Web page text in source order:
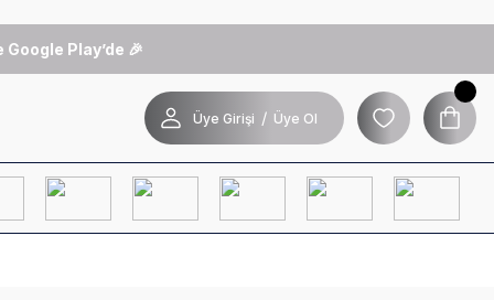
Play’de 🎉
Üye Girişi / Üye Ol